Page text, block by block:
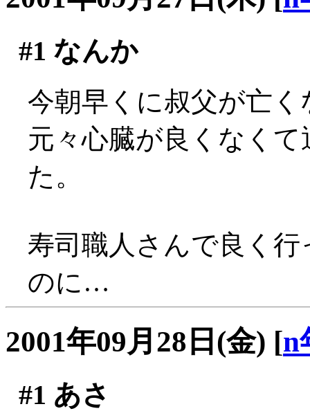
#1 なんか
今朝早くに叔父が亡
元々心臓が良くなく
た。
寿司職人さんで良く
のに…
2001年09月28日(金) [n
#1 あさ